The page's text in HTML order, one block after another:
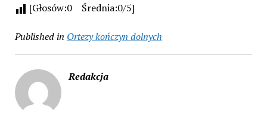
[Głosów:0 Średnia:0/5]
Published in Ortezy kończyn dolnych
Redakcja